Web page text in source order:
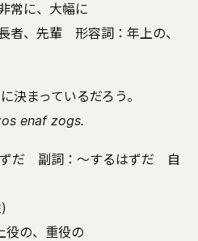
常に、大幅に
者、先輩 形容詞：年上の、
決まっているだろう。
enaf zogs.
だ 副詞：～するはずだ 自
の、重役の